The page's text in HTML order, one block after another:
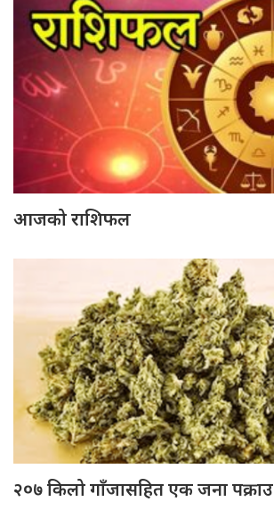
आजको राशिफल
२०७ किलो गाँजासहित एक जना पक्राउ